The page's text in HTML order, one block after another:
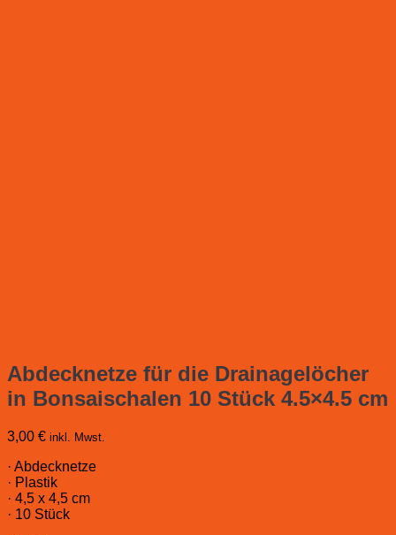
Abdecknetze für die Drainagelöcher
in Bonsaischalen 10 Stück 4.5×4.5 cm
3,00 € inkl. Mwst.
· Abdecknetze
· Plastik
· 4,5 x 4,5 cm
· 10 Stück